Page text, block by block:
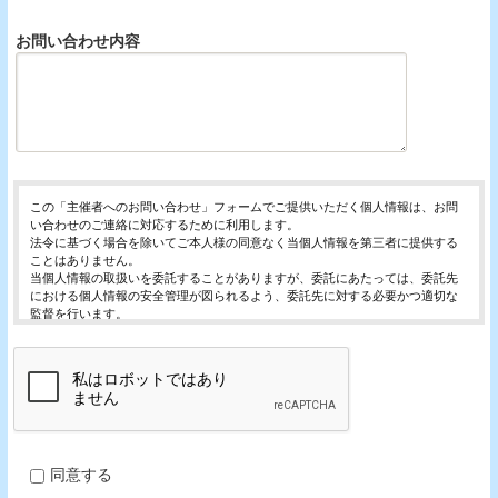
お問い合わせ内容
この「主催者へのお問い合わせ」フォームでご提供いただく個人情報は、お問
い合わせのご連絡に対応するために利用します。
法令に基づく場合を除いてご本人様の同意なく当個人情報を第三者に提供する
ことはありません。
当個人情報の取扱いを委託することがありますが、委託にあたっては、委託先
における個人情報の安全管理が図られるよう、委託先に対する必要かつ適切な
監督を行います。
止・消去および第三者への提供の停止（「開示等」といいます。）を受け付け
開示等の求めは、以下の「個人情報苦情及び相談窓口」で受け付けます。
ご入力頂く情報の提供は任意となっております。ただし、正確な情報をご提供
当ホームページではご利用状況の統計調査のためクッキー等を用いております
個人情報保護管理者
同意する